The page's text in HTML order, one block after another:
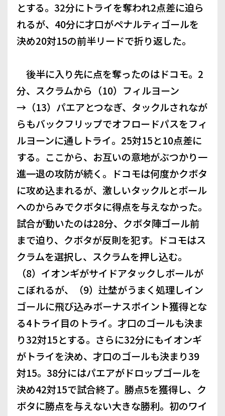
とする。32分にトライを奪われ2点差に迫ら
れるが、40分に才口がペナルティゴールを
決め20対15の前半リードで折り返した。
後半に入り先に点を奪ったのはドコモ。2
分、スクラムから（10）フィルヨーン
→（13）パエアとつなぎ、タックルされなが
らもバックフリップでオフロードパスをフィ
ルヨーンに通しトライ。25対15と10点差に
する。ここから、お互いの意地がぶつかり一
進一退の攻防が続く。ドコモは何度かクボタ
に攻め込まれるが、激しいタックルとボール
へのからみでクボタに得点を与えなかった。
試合が動いたのは28分、クボタ陣ゴール前
まで迫り、クボタが反則を犯す。ドコモはス
クラムを選択し、スクラムを押し込む。
（8）イオンギがサイドアタックしボールが
こぼれるが、（9）辻埜がうまく処理しイン
ゴールに飛び込みボーナスポイント獲得とな
る4トライ目のトライ。才口のゴールも決ま
り32対15とする。さらに32分にもイオンギ
がトライを決め、才口のゴールも決まり39
対15。38分にはパエアがドロップゴールを
決め42対15で試合終了。勝点5を獲得し、ク
ボタに勝点を与えない大きな勝利。初のワイ